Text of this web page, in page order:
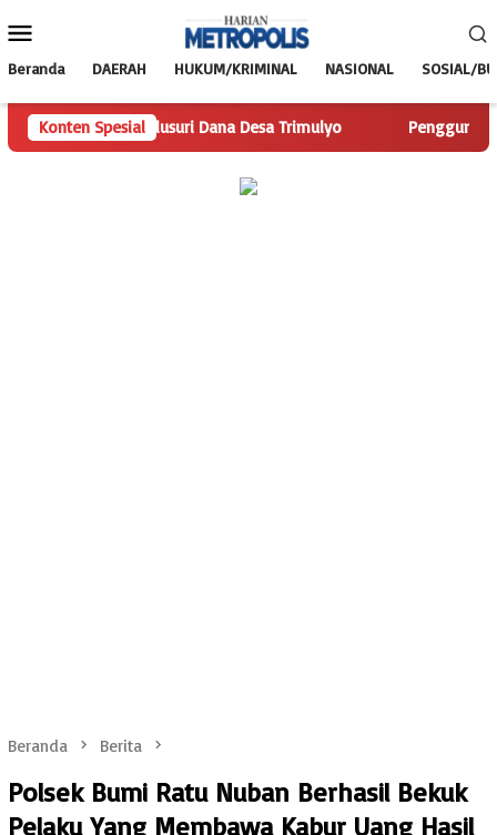
ke
Mobile
Beranda DAERAH HUKUM/KRIMINAL NASIONAL SOSIAL/
Konten Spesial
Telusuri Dana Desa Trimulyo Pengguna Jalan
Beranda Berita
Polsek Bumi Ratu Nuban Berhasil Bekuk
Pelaku Yang Membawa Kabur Uang Hasil